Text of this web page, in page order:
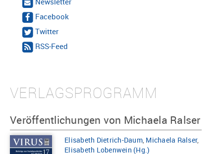
Facebook
Twitter
RSS-Feed
VERLAGSPROGRAMM
Veröffentlichungen von Michaela Ralser
Elisabeth Dietrich-Daum, Michaela Ralser,
Elisabeth Lobenwein (Hg.)